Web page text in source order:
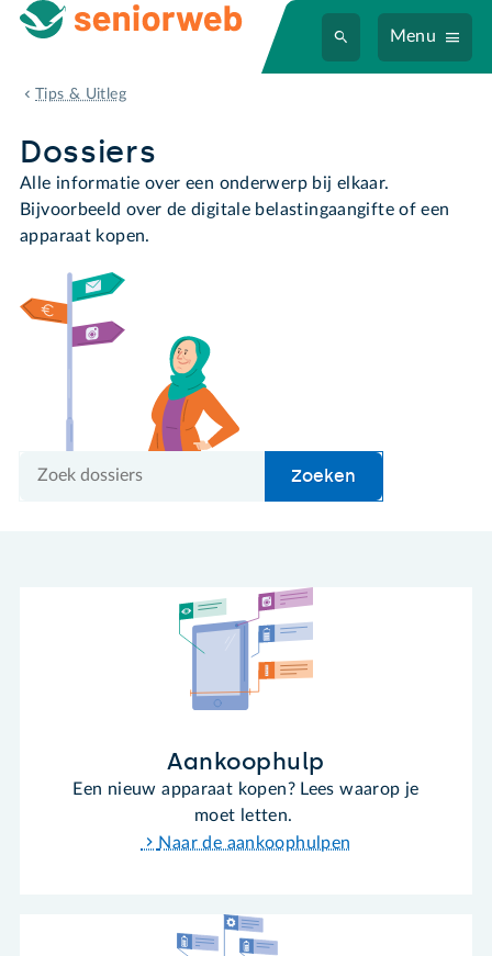
Menu
Tips & Uitleg
Dossiers
Dossiers
Alle informatie over een onderwerp bij elkaar.
Bijvoorbeeld over de digitale belastingaangifte of een
apparaat kopen.
Zoek
Zoeken
Aankoophulp
Een nieuw apparaat kopen? Lees waarop je
moet letten.
Naar de aankoophulpen